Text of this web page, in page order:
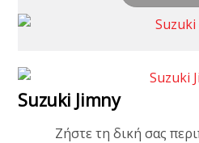
Suzuki Jimny
Ζήστε τη δική σας